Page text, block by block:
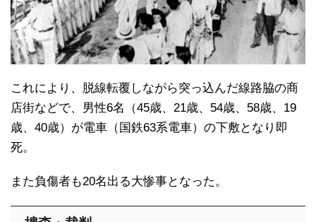
これにより、脱線転覆しながら突っ込んだ線路脇の商
店街などで、男性6名（45歳、21歳、54歳、58歳、19
歳、40歳）が電車（国鉄63系電車）の下敷となり即
死。
また負傷者も20名出る大惨事となった。